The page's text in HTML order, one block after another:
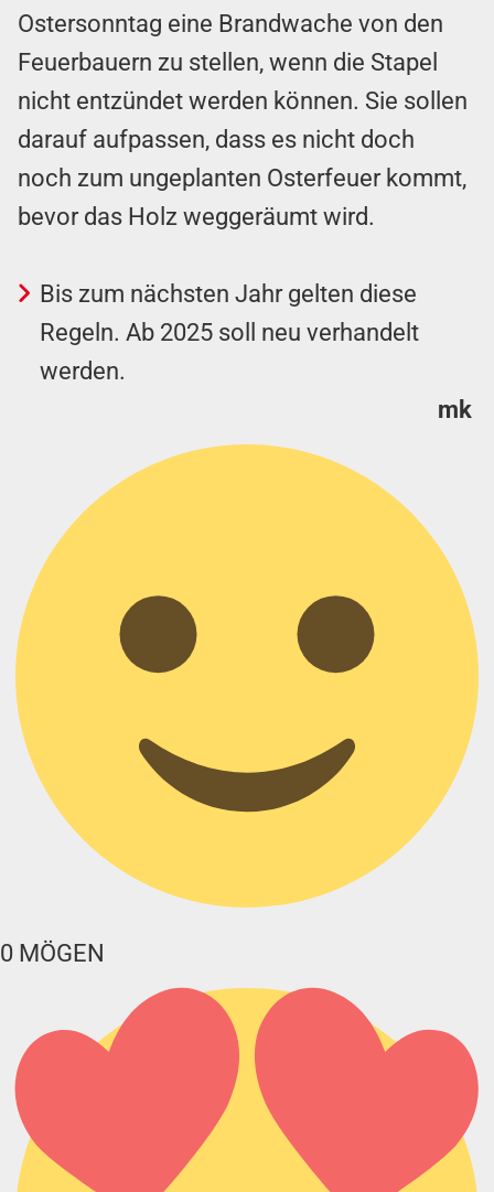
Ostersonntag eine Brandwache von den
Feuerbauern zu stellen, wenn die Stapel
nicht entzündet werden können. Sie sollen
darauf aufpassen, dass es nicht doch
noch zum ungeplanten Osterfeuer kommt,
bevor das Holz weggeräumt wird.
Bis zum nächsten Jahr gelten diese
Regeln. Ab 2025 soll neu verhandelt
werden.
mk
0 MÖGEN